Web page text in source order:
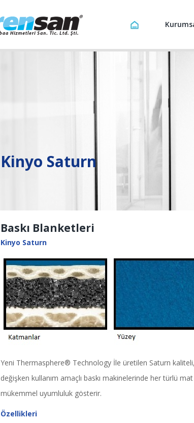
Kinyo Saturn
Baskı Blanketleri
Kinyo Saturn
Yeni Thermasphere® Technology İle üretilen Saturn
değişken kullanım amaçlı baskı makinelerinde her türlü
mükemmel uyumluluk gösterir.
Özellikleri